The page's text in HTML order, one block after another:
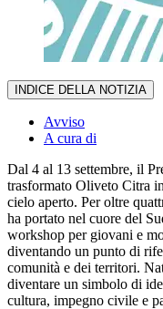
INDICE DELLA NOTIZIA
Avviso
A cura di
Dal 4 al 13 settembre, il
trasformato Oliveto Citra
cielo aperto. Per oltre
ha portato nel cuore del
workshop per giovani e
diventando un punto di
comunità e dei territori.
diventare un simbolo di
cultura, impegno civile e